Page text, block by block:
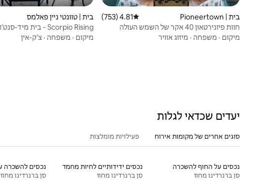
בית | Pioneertown דירוג ממוצע של 4.81 מתוך 5, 753 ביקורות
4.81 (753)
חוות פיונירטאון 40 אקר של השמש העולה
מיקום · משפחה · מיזוג אוויר
בית | טוונטי ניין פאלמס
אקרים
מיקום · משפחה · צ'ק-אין
יעדים שכדאי לגלות
סוגים אחרים של מקומות אירוח פעילויות מומלצות
נכסים על החוף להשכרה
סן ברנרדינו מחוז
נכסים ידידותיים לחיות מחמד
סן ברנרדינו מחוז
סן ברנרדינו מחוז